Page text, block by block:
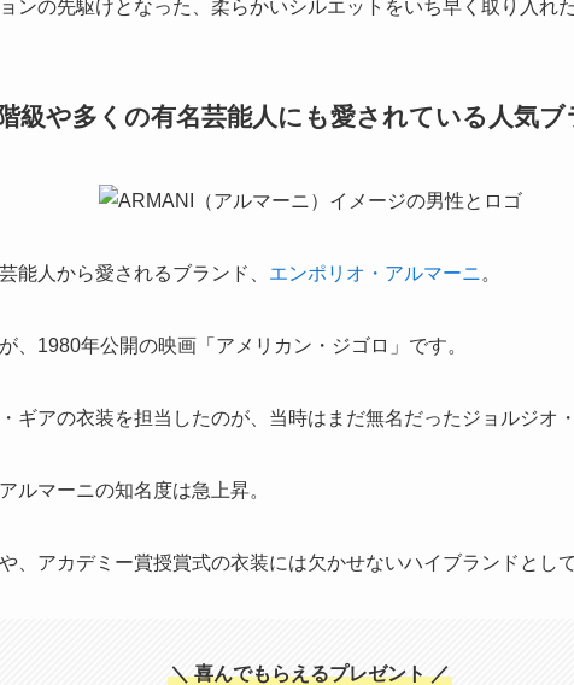
ンの先駆けとなった、柔らかいシルエットをいち早く取り入れ
級や多くの有名芸能人にも愛されている人気ブ
能人から愛されるブランド、 エンポリオ・アルマーニ。
、1980年公開の映画「アメリカン・ジゴロ」です。
ギアの衣装を担当したのが、当時はまだ無名だったジョルジオ
ルマーニの知名度は急上昇。
、アカデミー賞授賞式の衣装には欠かせないハイブランドとし
＼ 喜んでもらえるプレゼント ／